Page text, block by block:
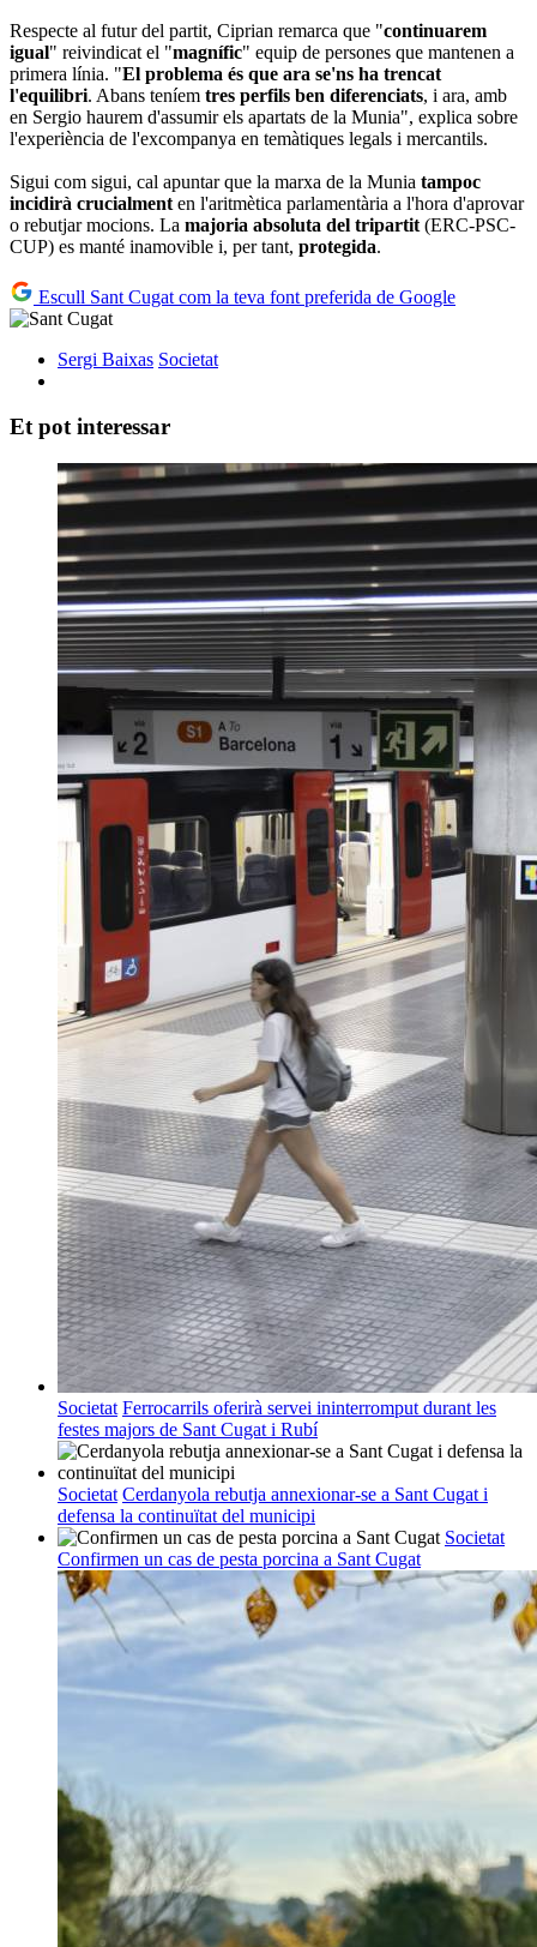
Respecte al futur del partit, Ciprian remarca que "continuarem
igual" reivindicat el "magnífic" equip de persones que mantenen a
primera línia. "El problema és que ara se'ns ha trencat
l'equilibri. Abans teníem tres perfils ben diferenciats, i ara, amb
en Sergio haurem d'assumir els apartats de la Munia", explica sobre
l'experiència de l'excompanya en temàtiques legals i mercantils.
Sigui com sigui, cal apuntar que la marxa de la Munia tampoc
incidirà crucialment en l'aritmètica parlamentària a l'hora d'aprovar
o rebutjar mocions. La majoria absoluta del tripartit (ERC-PSC-
CUP) es manté inamovible i, per tant, protegida.
Escull Sant Cugat com la teva font preferida de Google
Sergi Baixas Societat
Et pot interessar
Societat Ferrocarrils oferirà servei ininterromput durant les
festes majors de Sant Cugat i Rubí
Societat Cerdanyola rebutja annexionar-se a Sant Cugat i
defensa la continuïtat del municipi
Societat
Confirmen un cas de pesta porcina a Sant Cugat